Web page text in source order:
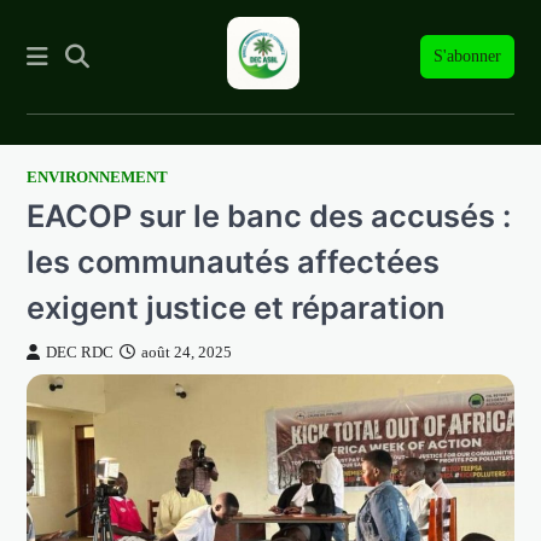
S'abonner
SkipENVIRONNEMENT
EACOP sur le banc des accusés :
les communautés affectées
exigent justice et réparation
DEC RDC août 24, 2025